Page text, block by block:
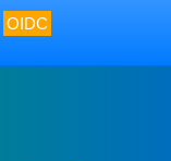
Accueil
OIDC